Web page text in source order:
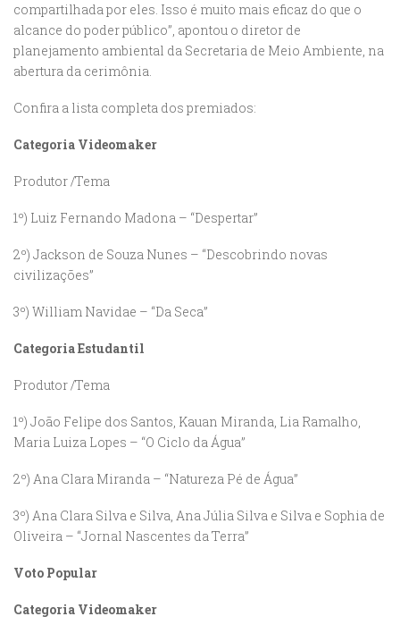
compartilhada por eles. Isso é muito mais eficaz do que o
alcance do poder público”, apontou o diretor de
planejamento ambiental da Secretaria de Meio Ambiente, na
abertura da cerimônia.
Confira a lista completa dos premiados:
Categoria Videomaker
Produtor /Tema
1º) Luiz Fernando Madona – “Despertar”
2º) Jackson de Souza Nunes – “Descobrindo novas
civilizações”
3º) William Navidae – “Da Seca”
Categoria Estudantil
Produtor /Tema
1º) João Felipe dos Santos, Kauan Miranda, Lia Ramalho,
Maria Luiza Lopes – “O Ciclo da Água”
2º) Ana Clara Miranda – “Natureza Pé de Água”
3º) Ana Clara Silva e Silva, Ana Júlia Silva e Silva e Sophia de
Oliveira – “Jornal Nascentes da Terra”
Voto Popular
Categoria Videomaker